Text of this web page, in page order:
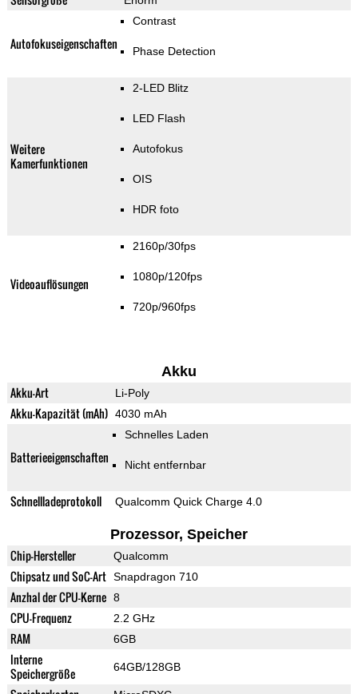
Autofokuseigenschaften
Contrast
Phase Detection
Weitere
Kamerfunktionen
2-LED Blitz
LED Flash
Autofokus
OIS
HDR foto
Videoauflösungen
2160p/30fps
1080p/120fps
720p/960fps
Akku
Akku-Art Li-Poly
Akku-Kapazität (mAh) 4030 mAh
Batterieeigenschaften
Schnelles Laden
Nicht entfernbar
Schnellladeprotokoll Qualcomm Quick Charge 4.0
Prozessor, Speicher
Chip-Hersteller Qualcomm
Chipsatz und SoC-Art Snapdragon 710
Anzhal der CPU-Kerne 8
CPU-Frequenz 2.2 GHz
RAM 6GB
Interne
Speichergröße
64GB/128GB